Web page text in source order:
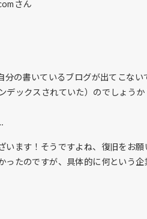
さん
の書いているブログが出てこない
ックスされていた）のでしょう
ます！そうですよね、復旧をお願
ったのですが、具体的に何という